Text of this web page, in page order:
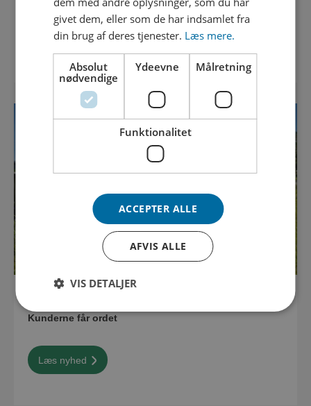
Læs nyhed
Kunderne får ordet
Læs nyhed
givet dem, eller som de har indsamlet fra
din brug af deres tjenester. Læs mere.
Absolut
nødvendige
Ydeevne Målretning
Funktionalitet
ACCEPTER ALLE
AFVIS ALLE
VIS DETALJER